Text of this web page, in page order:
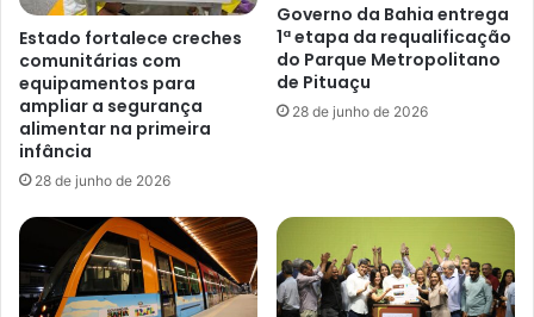
Estado fortalece creches
comunitárias com
equipamentos para
ampliar a segurança
alimentar na primeira
infância
28 de junho de 2026
Governo da Bahia entrega
1ª etapa da requalificação
do Parque Metropolitano
de Pituaçu
28 de junho de 2026